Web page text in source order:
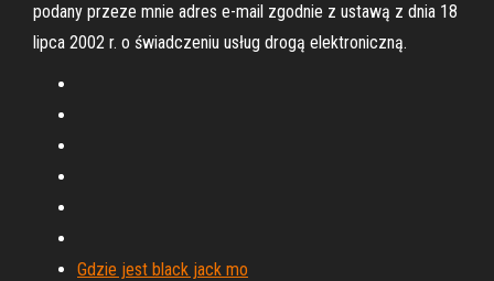
podany przeze mnie adres e-mail zgodnie z ustawą z dnia 18
lipca 2002 r. o świadczeniu usług drogą elektroniczną.
Gdzie jest black jack mo